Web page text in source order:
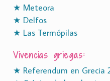
★ Meteora
★ Delfos
★ Las Termópilas
Vivencias griegas:
★ Referendum en Grecia